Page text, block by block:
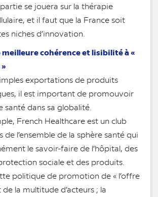
se jouera sur la thérapie
et il faut que la France soit
niches d’innovation.
cohérence et lisibilité à «
exportations de produits
il est important de promouvoir
santé dans sa globalité.
French Healthcare est un club
de l’ensemble de la sphère santé qui
le savoir-faire de l’hôpital, des
sociale et des produits.
politique de promotion de « l’offre
la multitude d’acteurs ; la